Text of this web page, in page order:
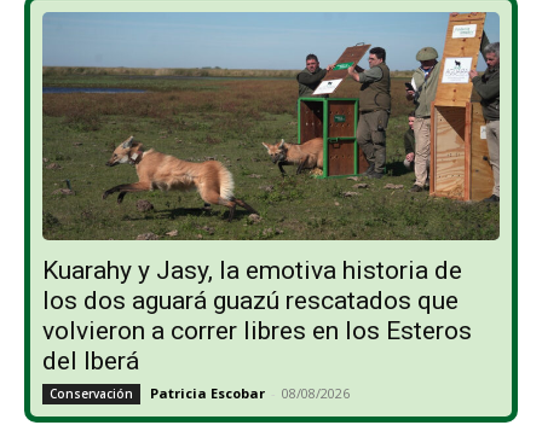
Kuarahy y Jasy, la emotiva historia de
los dos aguará guazú rescatados que
volvieron a correr libres en los Esteros
del Iberá
Conservación Patricia Escobar - 08/08/2026